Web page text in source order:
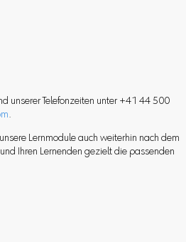
unserer Telefonzeiten unter +41 44 500
.
Lernmodule auch weiterhin nach dem
Ihren Lernenden gezielt die passenden